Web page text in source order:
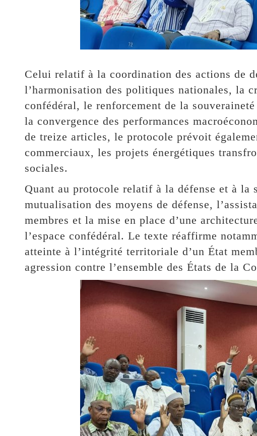
Celui relatif à la coordination des actions de
l’harmonisation des politiques nationales, la
confédéral, le renforcement de la
la convergence des performances
de treize articles, le protocole prévoit
commerciaux, les projets énergétiques
sociales.
Quant au protocole relatif à la défense et à la
mutualisation des moyens de défense,
membres et la mise en place d’une
l’espace confédéral. Le texte réaffirme
atteinte à l’intégrité territoriale d’un État
agression contre l’ensemble des États de la